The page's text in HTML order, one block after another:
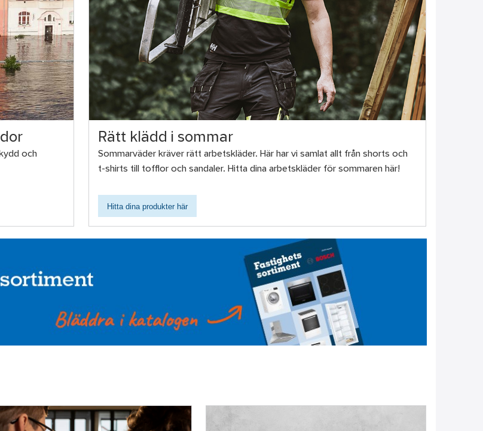
och
Rätt klädd i sommar
Sommarväder kräver rätt arbetskläder. Här har vi samlat allt från shorts och
t-shirts till tofflor och sandaler. Hitta dina arbetskläder för sommaren här!
Hitta dina produkter här